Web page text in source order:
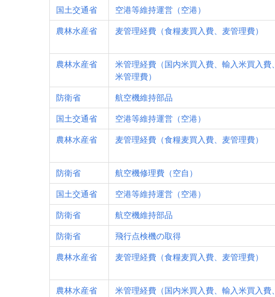
国土交通省 空港等維持運営（空港）
農林水産省 麦管理経費（食糧麦買入費、麦管理費）
農林水産省
米管理経費（国内米買入費、輸入米買入費、
米管理費）
防衛省 航空機維持部品
国土交通省 空港等維持運営（空港）
農林水産省 麦管理経費（食糧麦買入費、麦管理費）
防衛省 航空機修理費（空自）
国土交通省 空港等維持運営（空港）
防衛省 航空機維持部品
防衛省 飛行点検機の取得
農林水産省 麦管理経費（食糧麦買入費、麦管理費）
農林水産省
米管理経費（国内米買入費、輸入米買入費、